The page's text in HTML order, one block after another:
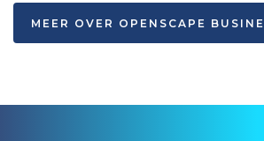
MEER OVER OPENSCAPE